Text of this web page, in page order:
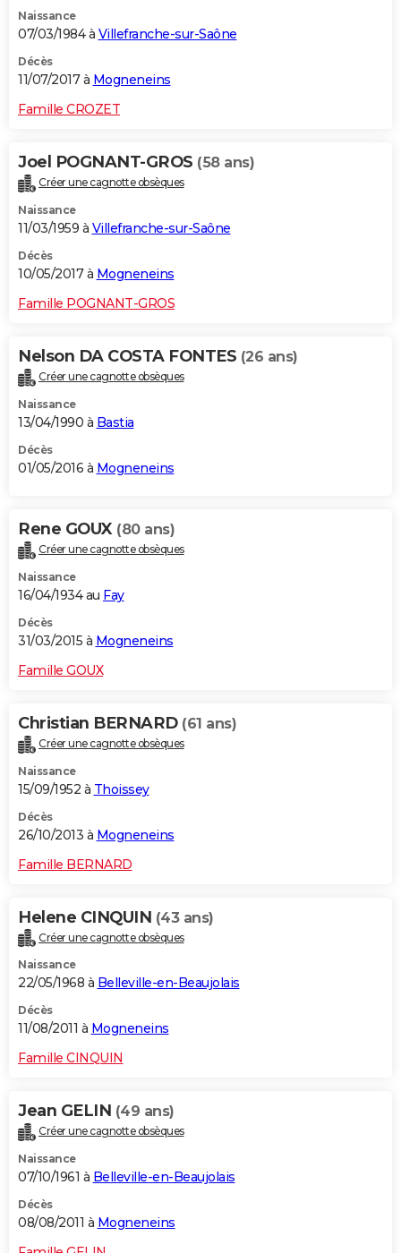
Naissance
07/03/1984 à Villefranche-sur-Saône
Décès
11/07/2017 à Mogneneins
Famille CROZET
Joel POGNANT-GROS (58 ans)
Créer une cagnotte obsèques
Naissance
11/03/1959 à Villefranche-sur-Saône
Décès
10/05/2017 à Mogneneins
Famille POGNANT-GROS
Nelson DA COSTA FONTES (26 ans)
Créer une cagnotte obsèques
Naissance
13/04/1990 à Bastia
Décès
01/05/2016 à Mogneneins
Rene GOUX (80 ans)
Créer une cagnotte obsèques
Naissance
16/04/1934 au Fay
Décès
31/03/2015 à Mogneneins
Famille GOUX
Christian BERNARD (61 ans)
Créer une cagnotte obsèques
Naissance
15/09/1952 à Thoissey
Décès
26/10/2013 à Mogneneins
Famille BERNARD
Helene CINQUIN (43 ans)
Créer une cagnotte obsèques
Naissance
22/05/1968 à Belleville-en-Beaujolais
Décès
11/08/2011 à Mogneneins
Famille CINQUIN
Jean GELIN (49 ans)
Créer une cagnotte obsèques
Naissance
07/10/1961 à Belleville-en-Beaujolais
Décès
08/08/2011 à Mogneneins